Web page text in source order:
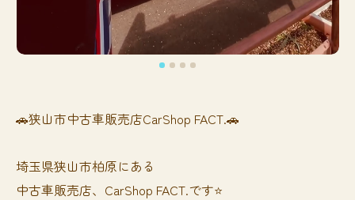
🚗狭山市中古車販売店CarShop FACT.🚗
埼玉県狭山市柏原にある
中古車販売店、CarShop FACT.です⭐️